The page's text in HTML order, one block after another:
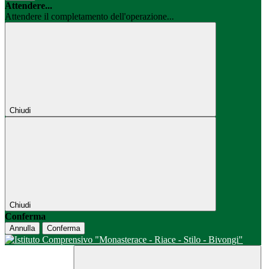
Attendere...
Attendere il completamento dell'operazione...
Chiudi
Chiudi
Conferma
Annulla Conferma